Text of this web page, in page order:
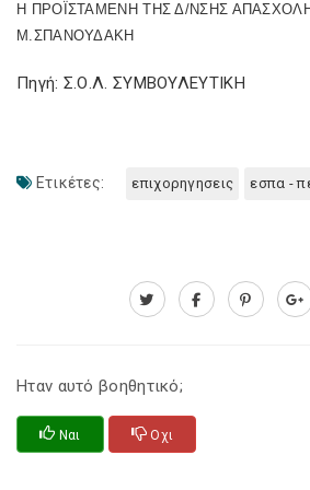
Η ΠΡΟΪΣΤΑΜΕΝΗ ΤΗΣ Δ/ΝΣΗΣ
Μ.ΣΠΑΝΟΥΔΑΚΗ
Πηγή: Σ.Ο.Λ. ΣΥΜΒΟΥΛΕΥΤΙΚΗ
Ετικέτες: επιχορηγησεις εσπα -
Ηταν αυτό βοηθητικό;
Ναι Οχι